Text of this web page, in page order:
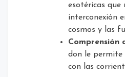
esotéricas que
interconexión
cosmos y las
Comprensión
don le
con las